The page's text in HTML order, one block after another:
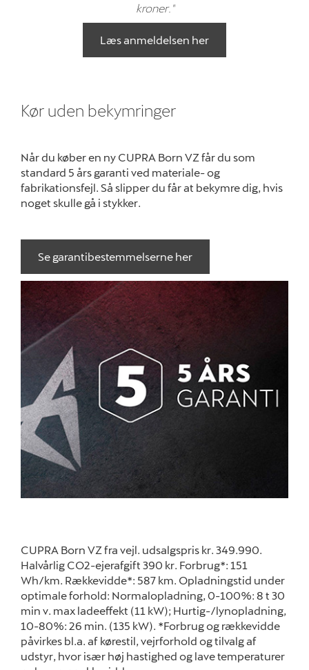
kroner."
Læs anmeldelsen her
Kør uden bekymringer
Når du køber en ny CUPRA Born VZ får du som
standard 5 års garanti ved materiale- og
fabrikationsfejl. Så slipper du får at bekymre dig, hvis
noget skulle gå i stykker.
Se garantibestemmelserne her
CUPRA Born VZ fra vejl. udsalgspris kr. 349.990.
Halvårlig CO2-ejerafgift 390 kr. Forbrug*: 151
Wh/km. Rækkevidde*: 587 km. Opladningstid under
optimale forhold: Normalopladning, 0-100%: 8 t 30
min v. max ladeeffekt (11 kW); Hurtig-/lynopladning,
10-80%: 26 min. (135 kW). *Forbrug og rækkevidde
påvirkes bl.a. af kørestil, vejrforhold og tilvalg af
udstyr, hvor især høj hastighed og lave temperaturer